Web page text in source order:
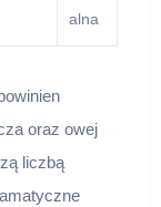
alna
oraz owej
liczbą